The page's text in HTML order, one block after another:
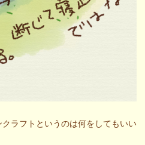
ラフトというのは何をしてもいい